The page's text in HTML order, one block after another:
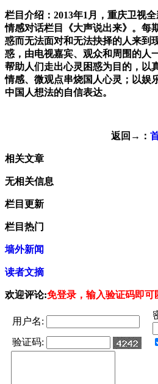
栏目介绍：2013年1月，重庆卫视
情感对话栏目《大声说出来》。每
惑而无法面对和无法抉择的人来到
惑，由电视嘉宾、观众和周围的人
帮助人们走出心灵困惑为目的，以
情感、微观点串烧国人心灵；以娱
中国人想法的自信表达。
返回→：
相关文章
无相关信息
栏目更新
栏目热门
墙外新闻
读者文摘
欢迎评论:免登录，输入验证码即可
用户名:
验证码: